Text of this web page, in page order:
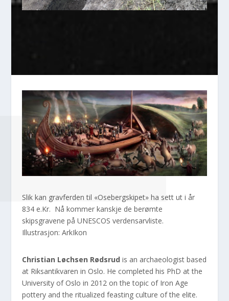
Slik kan gravferden til «Osebergskipet» ha sett ut i år
834 e.Kr. Nå kommer kanskje de berømte
skipsgravene på UNESCOS verdensarvliste.
Illustrasjon: ArkIkon
Christian Løchsen Rødsrud is an archaeologist based
at Riksantikvaren in Oslo. He completed his PhD at the
University of Oslo in 2012 on the topic of Iron Age
pottery and the ritualized feasting culture of the elite.